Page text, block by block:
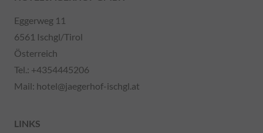
Eggerweg 11
6561 Ischgl/Tirol
Österreich
Tel.: +4354445206
Mail: hotel@jaegerhof-ischgl.at
LINKS